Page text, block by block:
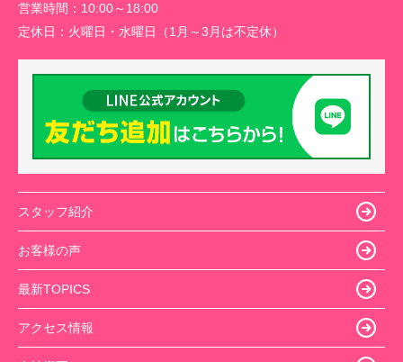
営業時間： 10:00～18:00
定休日： 火曜日・水曜日（1月～3月は不定休）
スタッフ紹介
お客様の声
最新TOPICS
アクセス情報